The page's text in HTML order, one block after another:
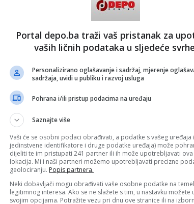
Portal depo.ba traži vaš pristanak za
vaših ličnih podataka u sljedeće
Personalizirano oglašavanje i sadržaj, mjerenje
sadržaja, uvidi u publiku i razvoj usluga
Pohrana i/ili pristup podacima na uređaju
Saznajte više
Vaši će se osobni podaci obrađivati, a podatke s vašeg uređaja
jedinstvene identifikatore i druge podatke uređaja) može
dijeliti te im pristupati 241 partner ili ih može upotrebljavati
lokacija. Mi i naši partneri možemo upotrebljavati precizne
geolociranju. Popis partnera.
Neki dobavljači mogu obrađivati vaše osobne podatke na
legitimnog interesa. Ako se ne slažete s tim, u nastavku možete
svojim opcijama. Potražite vezu pri dnu ove stranice ili na